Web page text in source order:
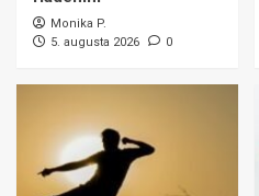
Monika P.
5. augusta 2026
0